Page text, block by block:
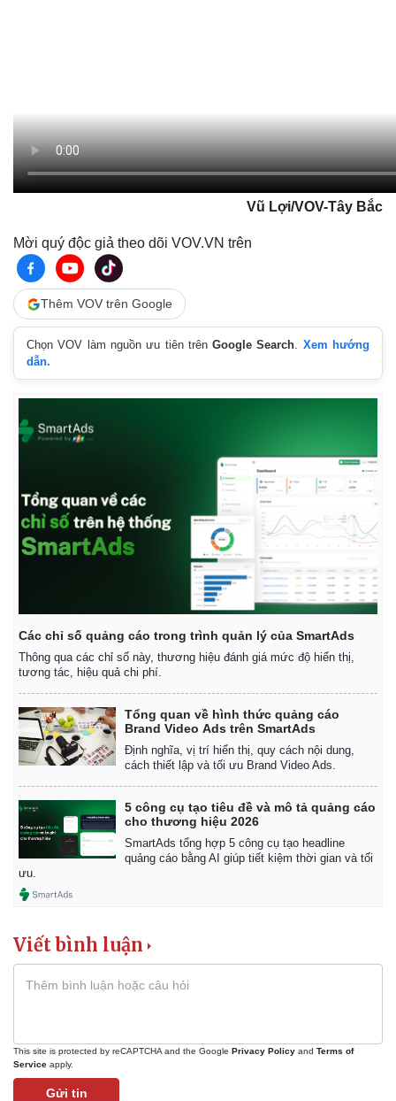
Thế giới
Multimedia
Ảnh
E-Magazine
Vũ Lợi/VOV-Tây Bắc
Mời quý độc giả theo dõi VOV.VN trên
Thêm VOV trên Google
Chọn VOV làm nguồn ưu tiên trênGoogle Search. Xem hướng
dẫn.
Các chỉ số quảng cáo trong trình quản lý của SmartAds
Thông qua các chỉ số này, thương hiệu đánh giá mức độ hiển thị,
tương tác, hiệu quả chi phí.
Tổng quan về hình thức quảng cáo
Brand Video Ads trên SmartAds
Định nghĩa, vị trí hiển thị, quy cách nội dung,
cách thiết lập và tối ưu Brand Video Ads.
5 công cụ tạo tiêu đề và mô tả quảng cáo
cho thương hiệu 2026
SmartAds tổng hợp 5 công cụ tạo headline
quảng cáo bằng AI giúp tiết kiệm thời gian và tối
ưu.
Viết bình luận
This site is protected by reCAPTCHA and the Google Privacy Policy and Terms of
Service apply.
Gửi tin